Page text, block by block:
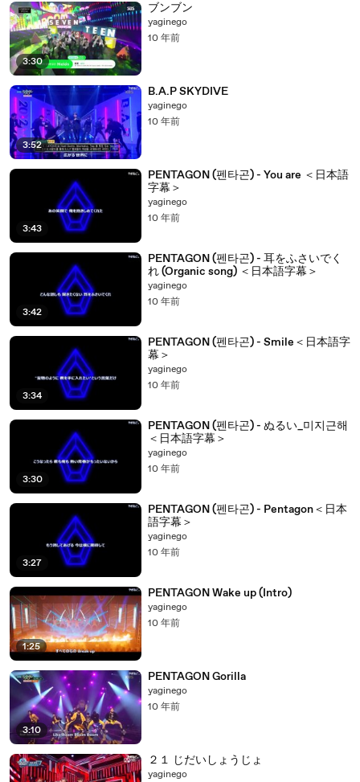
3:30
ブンブン
yaginego
10 年前
3:52
B.A.P SKYDIVE
yaginego
10 年前
3:43
PENTAGON (펜타곤) - You are ＜日本語
字幕＞
yaginego
10 年前
3:42
PENTAGON (펜타곤) - 耳をふさいでく
れ (Organic song) ＜日本語字幕＞
yaginego
10 年前
3:34
PENTAGON (펜타곤) - Smile＜日本語字
幕＞
yaginego
10 年前
3:30
PENTAGON (펜타곤) - ぬるい_미지근해
＜日本語字幕＞
yaginego
10 年前
3:27
PENTAGON (펜타곤) - Pentagon＜日本
語字幕＞
yaginego
10 年前
1:25
PENTAGON Wake up (Intro)
yaginego
10 年前
3:10
PENTAGON Gorilla
yaginego
10 年前
２１ じだいしょうじょ
yaginego